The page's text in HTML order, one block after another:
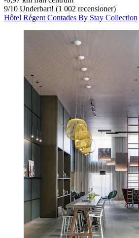
9/10 Underbart! (1 002 recensioner)
Hôtel Régent Contades By Stay Collection